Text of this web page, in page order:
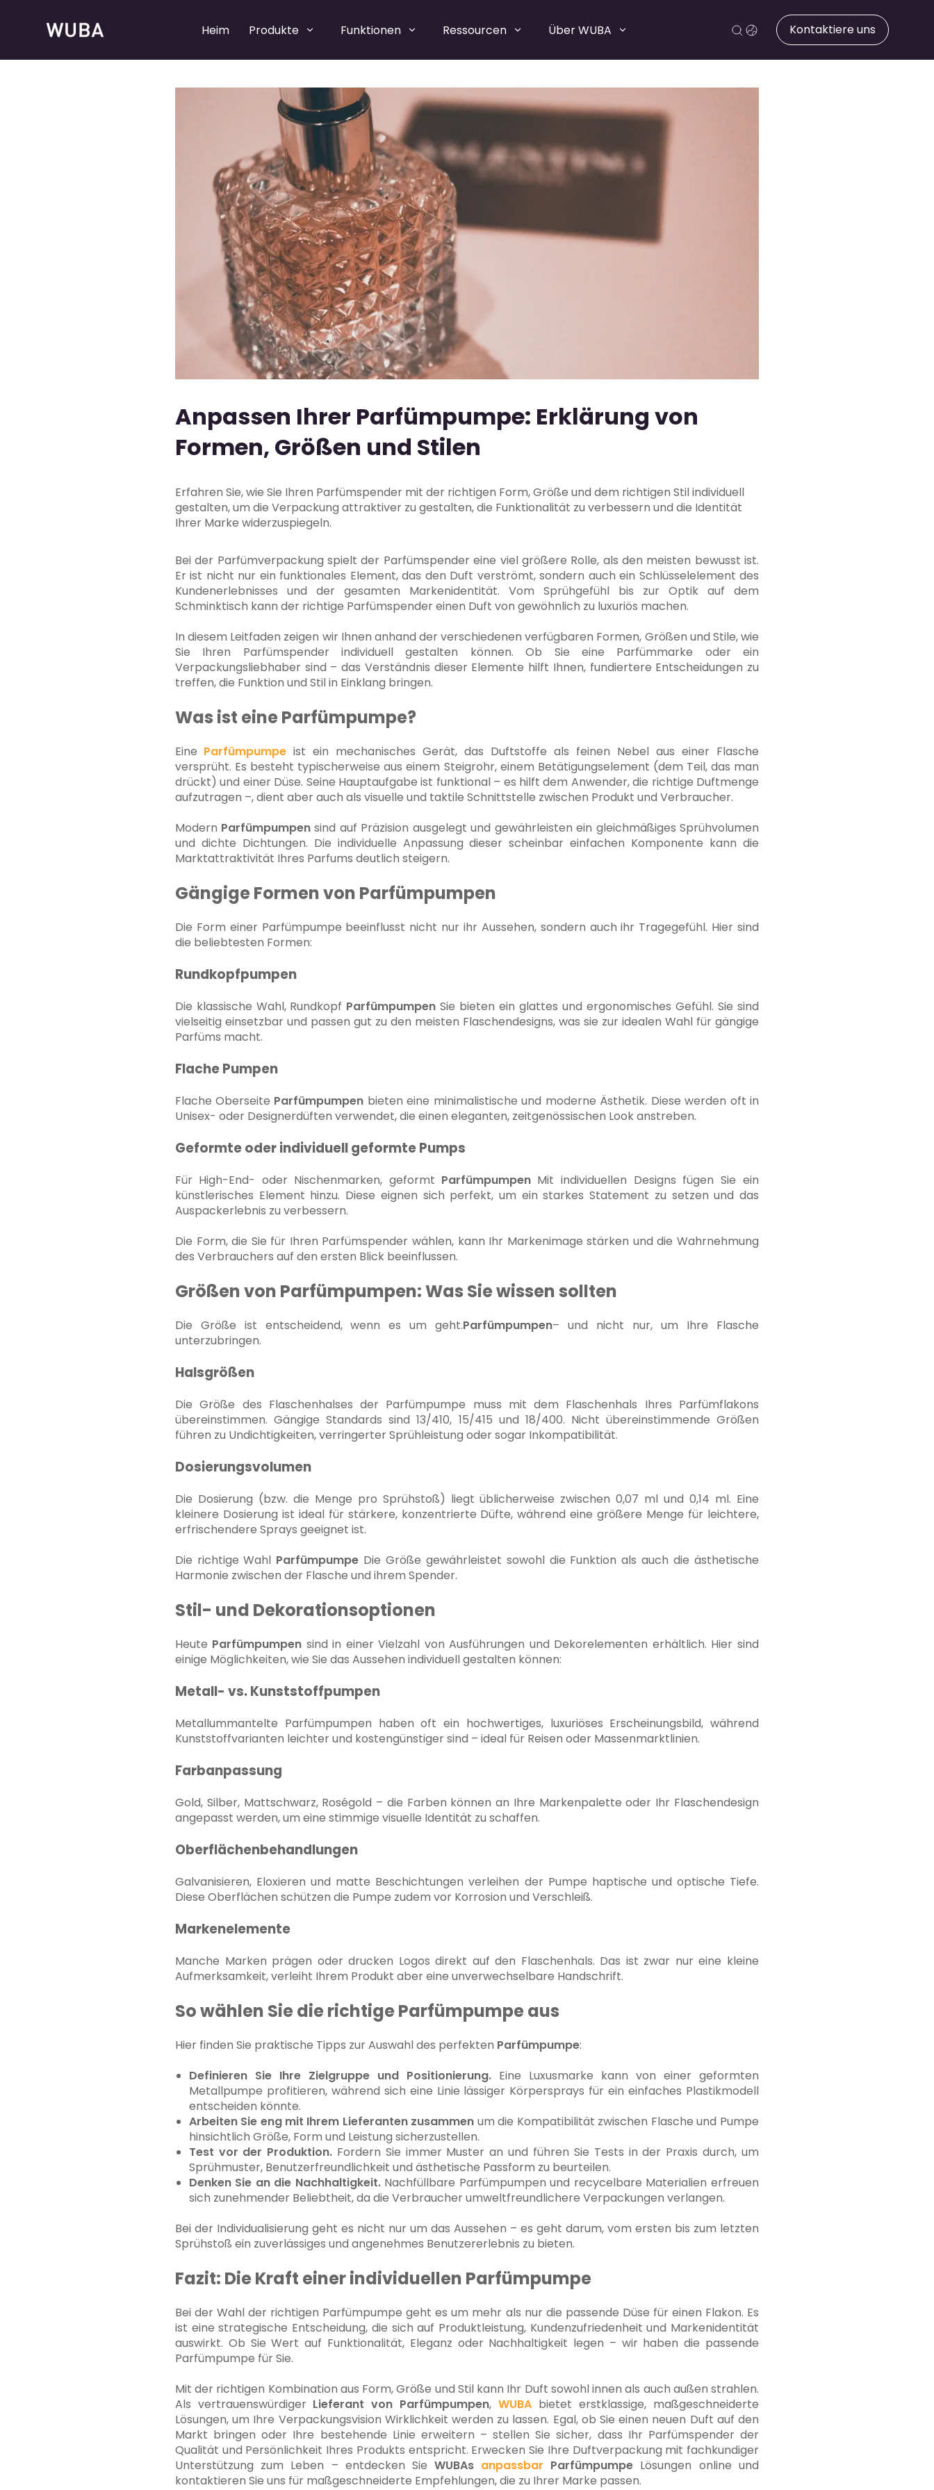
Heim Produkte Funktionen Ressourcen Über WUBA
Nachfüllbare Parfümpumpen
Kontaktiere uns
Anpassen Ihrer Parfümpumpe: Erklärung von
Formen, Größen und Stilen
Erfahren Sie, wie Sie Ihren Parfümspender mit der richtigen Form, Größe und dem richtigen Stil individuell
gestalten, um die Verpackung attraktiver zu gestalten, die Funktionalität zu verbessern und die Identität
Ihrer Marke widerzuspiegeln.
Bei der Parfümverpackung spielt der Parfümspender eine viel größere Rolle, als den meisten bewusst ist.
Er ist nicht nur ein funktionales Element, das den Duft verströmt, sondern auch ein Schlüsselelement des
Kundenerlebnisses und der gesamten Markenidentität. Vom Sprühgefühl bis zur Optik auf dem
Schminktisch kann der richtige Parfümspender einen Duft von gewöhnlich zu luxuriös machen.
In diesem Leitfaden zeigen wir Ihnen anhand der verschiedenen verfügbaren Formen, Größen und Stile, wie
Sie Ihren Parfümspender individuell gestalten können. Ob Sie eine Parfümmarke oder ein
Verpackungsliebhaber sind – das Verständnis dieser Elemente hilft Ihnen, fundiertere Entscheidungen zu
treffen, die Funktion und Stil in Einklang bringen.
Was ist eine Parfümpumpe?
Eine Parfümpumpe ist ein mechanisches Gerät, das Duftstoffe als feinen Nebel aus einer Flasche
versprüht. Es besteht typischerweise aus einem Steigrohr, einem Betätigungselement (dem Teil, das man
drückt) und einer Düse. Seine Hauptaufgabe ist funktional – es hilft dem Anwender, die richtige Duftmenge
aufzutragen –, dient aber auch als visuelle und taktile Schnittstelle zwischen Produkt und Verbraucher.
Modern Parfümpumpen sind auf Präzision ausgelegt und gewährleisten ein gleichmäßiges Sprühvolumen
und dichte Dichtungen. Die individuelle Anpassung dieser scheinbar einfachen Komponente kann die
Marktattraktivität Ihres Parfums deutlich steigern.
Gängige Formen von Parfümpumpen
Die Form einer Parfümpumpe beeinflusst nicht nur ihr Aussehen, sondern auch ihr Tragegefühl. Hier sind
die beliebtesten Formen:
Rundkopfpumpen
Die klassische Wahl, Rundkopf Parfümpumpen Sie bieten ein glattes und ergonomisches Gefühl. Sie sind
vielseitig einsetzbar und passen gut zu den meisten Flaschendesigns, was sie zur idealen Wahl für gängige
Parfüms macht.
Flache Pumpen
Flache Oberseite Parfümpumpen bieten eine minimalistische und moderne Ästhetik. Diese werden oft in
Unisex- oder Designerdüften verwendet, die einen eleganten, zeitgenössischen Look anstreben.
Geformte oder individuell geformte Pumps
Für High-End- oder Nischenmarken, geformt Parfümpumpen Mit individuellen Designs fügen Sie ein
künstlerisches Element hinzu. Diese eignen sich perfekt, um ein starkes Statement zu setzen und das
Auspackerlebnis zu verbessern.
Die Form, die Sie für Ihren Parfümspender wählen, kann Ihr Markenimage stärken und die Wahrnehmung
des Verbrauchers auf den ersten Blick beeinflussen.
Größen von Parfümpumpen: Was Sie wissen sollten
Die Größe ist entscheidend, wenn es um geht.Parfümpumpen– und nicht nur, um Ihre Flasche
unterzubringen.
Halsgrößen
Die Größe des Flaschenhalses der Parfümpumpe muss mit dem Flaschenhals Ihres Parfümflakons
übereinstimmen. Gängige Standards sind 13/410, 15/415 und 18/400. Nicht übereinstimmende Größen
führen zu Undichtigkeiten, verringerter Sprühleistung oder sogar Inkompatibilität.
Dosierungsvolumen
Die Dosierung (bzw. die Menge pro Sprühstoß) liegt üblicherweise zwischen 0,07 ml und 0,14 ml. Eine
kleinere Dosierung ist ideal für stärkere, konzentrierte Düfte, während eine größere Menge für leichtere,
erfrischendere Sprays geeignet ist.
Die richtige Wahl Parfümpumpe Die Größe gewährleistet sowohl die Funktion als auch die ästhetische
Harmonie zwischen der Flasche und ihrem Spender.
Stil- und Dekorationsoptionen
Heute Parfümpumpen sind in einer Vielzahl von Ausführungen und Dekorelementen erhältlich. Hier sind
einige Möglichkeiten, wie Sie das Aussehen individuell gestalten können:
Metall- vs. Kunststoffpumpen
Metallummantelte Parfümpumpen haben oft ein hochwertiges, luxuriöses Erscheinungsbild, während
Kunststoffvarianten leichter und kostengünstiger sind – ideal für Reisen oder Massenmarktlinien.
Farbanpassung
Gold, Silber, Mattschwarz, Roségold – die Farben können an Ihre Markenpalette oder Ihr Flaschendesign
angepasst werden, um eine stimmige visuelle Identität zu schaffen.
Oberflächenbehandlungen
Galvanisieren, Eloxieren und matte Beschichtungen verleihen der Pumpe haptische und optische Tiefe.
Diese Oberflächen schützen die Pumpe zudem vor Korrosion und Verschleiß.
Markenelemente
Manche Marken prägen oder drucken Logos direkt auf den Flaschenhals. Das ist zwar nur eine kleine
Aufmerksamkeit, verleiht Ihrem Produkt aber eine unverwechselbare Handschrift.
So wählen Sie die richtige Parfümpumpe aus
Hier finden Sie praktische Tipps zur Auswahl des perfekten Parfümpumpe:
Definieren Sie Ihre Zielgruppe und Positionierung. Eine Luxusmarke kann von einer geformten
Metallpumpe profitieren, während sich eine Linie lässiger Körpersprays für ein einfaches Plastikmodell
entscheiden könnte.
Arbeiten Sie eng mit Ihrem Lieferanten zusammen um die Kompatibilität zwischen Flasche und Pumpe
hinsichtlich Größe, Form und Leistung sicherzustellen.
Test vor der Produktion. Fordern Sie immer Muster an und führen Sie Tests in der Praxis durch, um
Sprühmuster, Benutzerfreundlichkeit und ästhetische Passform zu beurteilen.
Denken Sie an die Nachhaltigkeit. Nachfüllbare Parfümpumpen und recycelbare Materialien erfreuen
sich zunehmender Beliebtheit, da die Verbraucher umweltfreundlichere Verpackungen verlangen.
Bei der Individualisierung geht es nicht nur um das Aussehen – es geht darum, vom ersten bis zum letzten
Sprühstoß ein zuverlässiges und angenehmes Benutzererlebnis zu bieten.
Fazit: Die Kraft einer individuellen Parfümpumpe
Bei der Wahl der richtigen Parfümpumpe geht es um mehr als nur die passende Düse für einen Flakon. Es
ist eine strategische Entscheidung, die sich auf Produktleistung, Kundenzufriedenheit und Markenidentität
auswirkt. Ob Sie Wert auf Funktionalität, Eleganz oder Nachhaltigkeit legen – wir haben die passende
Parfümpumpe für Sie.
Mit der richtigen Kombination aus Form, Größe und Stil kann Ihr Duft sowohl innen als auch außen strahlen.
Als vertrauenswürdiger Lieferant von Parfümpumpen, WUBA bietet erstklassige, maßgeschneiderte
Lösungen, um Ihre Verpackungsvision Wirklichkeit werden zu lassen. Egal, ob Sie einen neuen Duft auf den
Markt bringen oder Ihre bestehende Linie erweitern – stellen Sie sicher, dass Ihr Parfümspender der
Qualität und Persönlichkeit Ihres Produkts entspricht. Erwecken Sie Ihre Duftverpackung mit fachkundiger
Unterstützung zum Leben – entdecken Sie WUBAs anpassbar Parfümpumpe Lösungen online und
kontaktieren Sie uns für maßgeschneiderte Empfehlungen, die zu Ihrer Marke passen.